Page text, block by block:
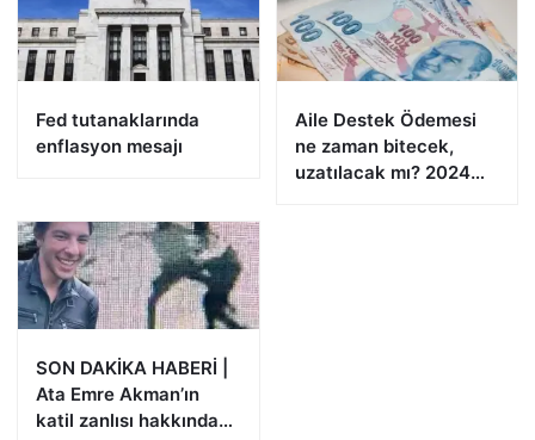
Fed tutanaklarında
enflasyon mesajı
Aile Destek Ödemesi
ne zaman bitecek,
uzatılacak mı? 2024
SON DAKİKA HABERİ |
Ata Emre Akman’ın
katil zanlısı hakkında